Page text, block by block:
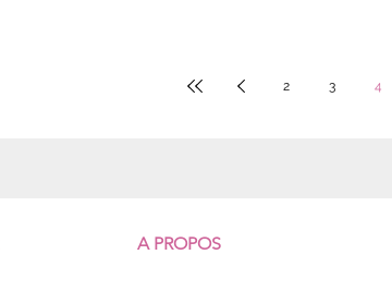
2 3 4
A PROPOS